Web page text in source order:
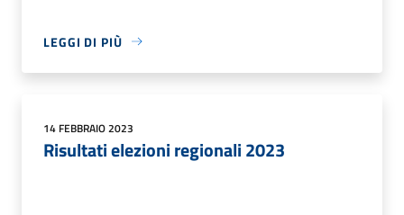
LEGGI DI PIÙ
14 FEBBRAIO 2023
Risultati elezioni regionali 2023